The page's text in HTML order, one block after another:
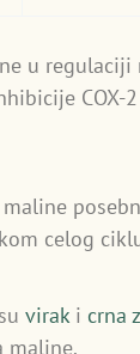
u
COX-
celog
viraki crna
maline.